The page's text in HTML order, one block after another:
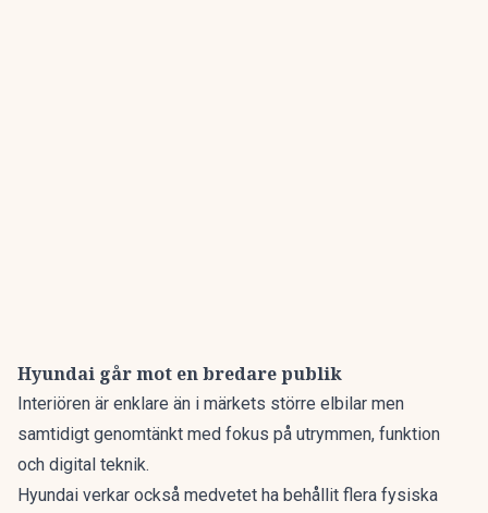
Hyundai går mot en bredare publik
Interiören är enklare än i märkets större elbilar men
samtidigt genomtänkt med fokus på utrymmen, funktion
och digital teknik.
Hyundai verkar också medvetet ha behållit flera fysiska